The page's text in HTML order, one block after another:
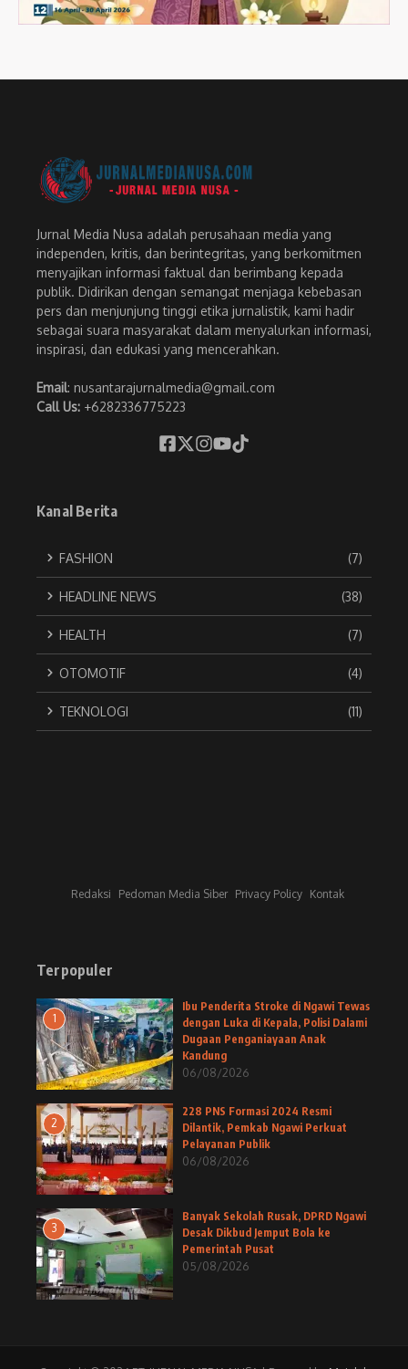
Jurnal Media Nusa adalah perusahaan media yang
independen, kritis, dan berintegritas, yang berkomitmen
menyajikan informasi faktual dan berimbang kepada
publik. Didirikan dengan semangat menjaga kebebasan
pers dan menjunjung tinggi etika jurnalistik, kami hadir
sebagai suara masyarakat dalam menyalurkan informasi,
inspirasi, dan edukasi yang mencerahkan.
Email: nusantarajurnalmedia@gmail.com
Call Us: +6282336775223
Kanal Berita
FASHION (7)
HEADLINE NEWS (38)
HEALTH (7)
OTOMOTIF (4)
TEKNOLOGI (11)
Redaksi Pedoman Media Siber Privacy Policy Kontak
Terpopuler
1
Ibu Penderita Stroke di Ngawi Tewas
dengan Luka di Kepala, Polisi Dalami
Dugaan Penganiayaan Anak
Kandung
06/08/2026
2
228 PNS Formasi 2024 Resmi
Dilantik, Pemkab Ngawi Perkuat
Pelayanan Publik
06/08/2026
3
Banyak Sekolah Rusak, DPRD Ngawi
Desak Dikbud Jemput Bola ke
Pemerintah Pusat
05/08/2026